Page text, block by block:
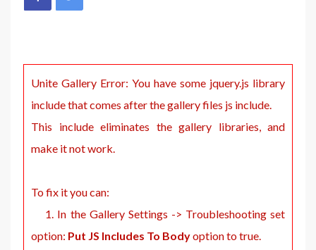
Unite Gallery Error: You have some jquery.js library
include that comes after the gallery files js include.
This include eliminates the gallery libraries, and
make it not work.
To fix it you can:
1. In the Gallery Settings -> Troubleshooting set
option: Put JS Includes To Bodyoption to true.